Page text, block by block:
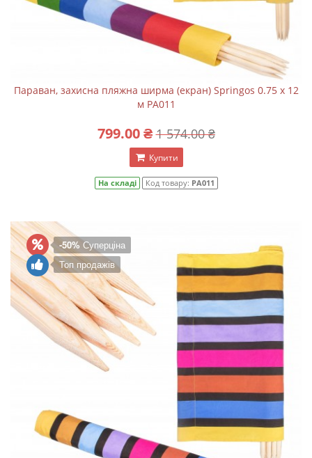
Параван, захисна пляжна ширма (екран) Springos 0.75 x 12
м PA011
799.00 ₴ 1 574.00 ₴
Купити
На складі Код товару: PA011
-50% Суперціна
Топ продажів